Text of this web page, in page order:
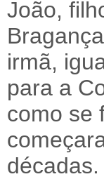
João,
irmã,
para a
como se
décadas.